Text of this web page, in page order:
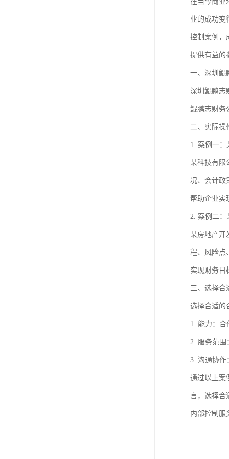
业的成功变
控制案例，
提供有益的
一、深圳鲲
深圳鲲鹏志
鲲鹏志财务
二、实际操
1. 案例一：
某科技有限
况、会计政
帮助企业实
2. 案例二：
某房地产开
程、风险点
实现财务目
三、选择合
选择合适的
1. 能力：合
2. 服务范围
3. 沟通协作
通过以上案
言，选择合
内部控制服